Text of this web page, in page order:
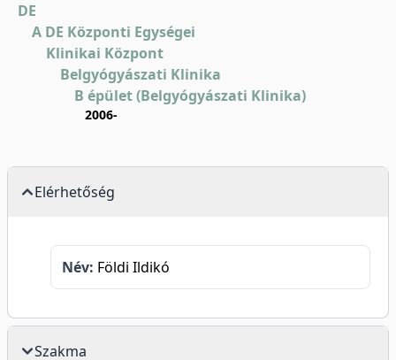
DE
A DE Központi Egységei
Klinikai Központ
Belgyógyászati Klinika
B épület (Belgyógyászati Klinika)
2006-
Elérhetőség
Név: Földi Ildikó
Szakma